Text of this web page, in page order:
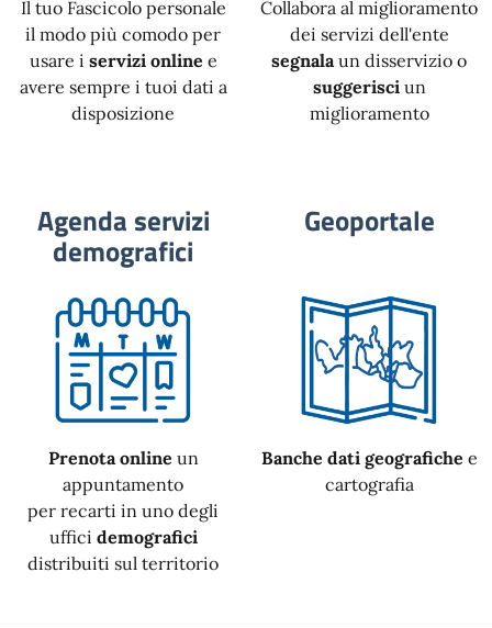
Il tuo Fascicolo personale
il modo più comodo per
usare i servizi online e
avere sempre i tuoi dati a
disposizione
Collabora al miglioramento
dei servizi dell'ente
segnala un disservizio o
suggerisciun
miglioramento
Agenda servizi
demografici
Prenota online un
appuntamento
per recarti in uno degli
uffici demografici
distribuiti sul territorio
Geoportale
Banche dati geografiche e
cartografia